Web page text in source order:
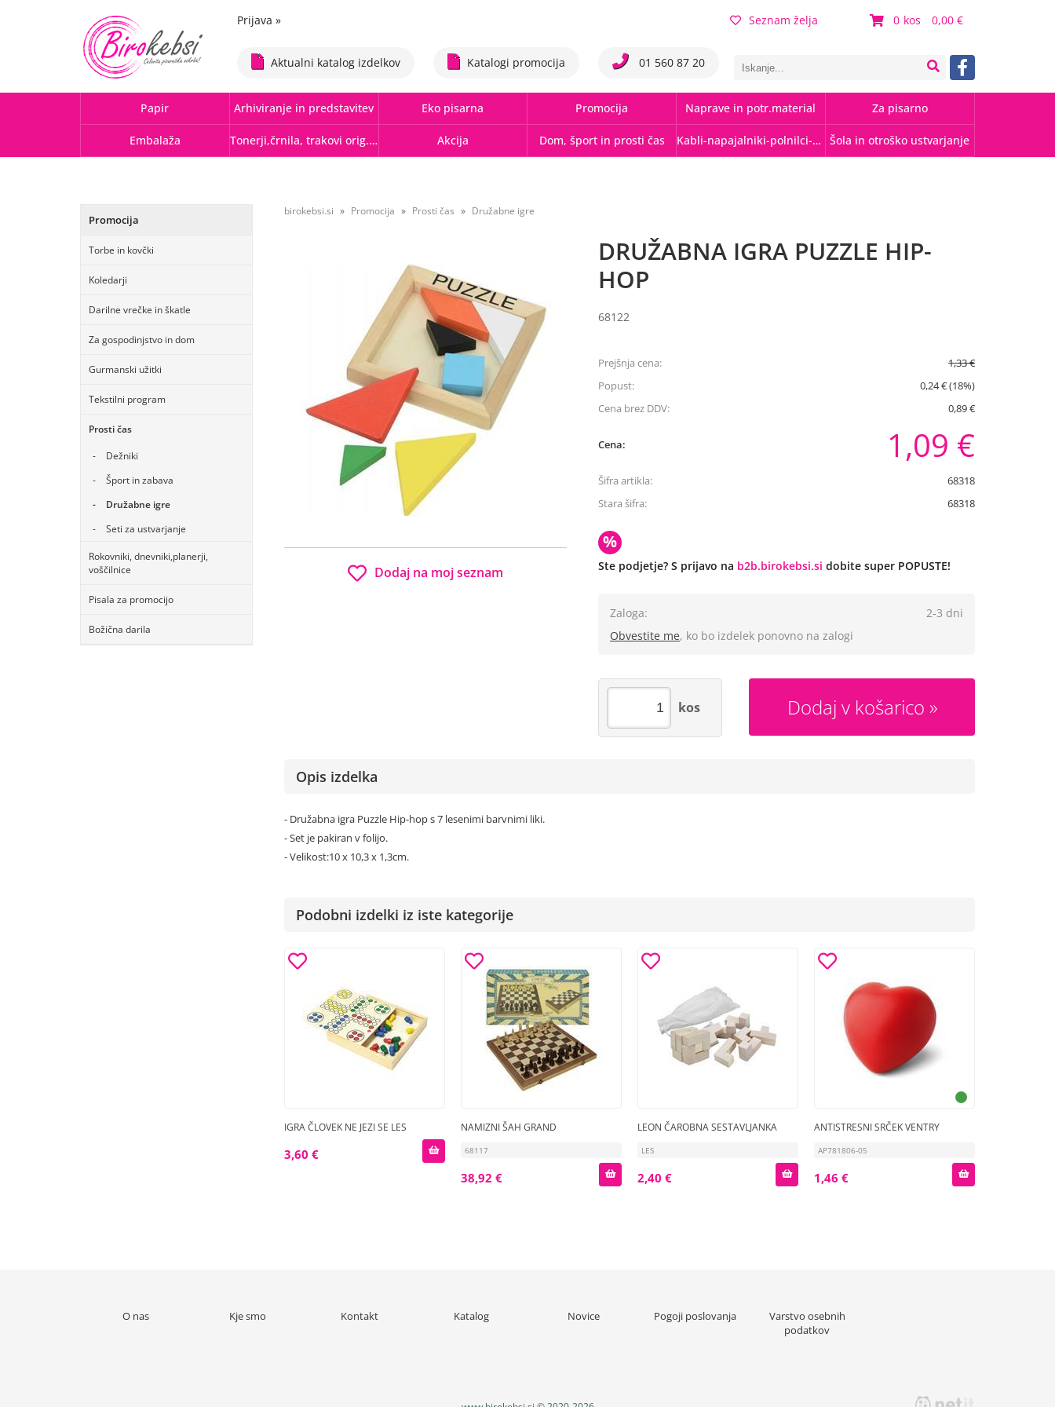
0 0,00
Prijava » Seznam želja
Aktualni katalog izdelkov Katalogi promocija 01 560 87 20
Papir Arhiviranje in predstavitev Eko pisarna Promocija Naprave in potr.material Za pisarno
Embalaža Tonerji,črnila, trakovi orig.-rec. Akcija Dom, šport in prosti čas Kabli-napajalniki-polnilci-hubi Šola in otroško ustvarjanje
Promocija
Torbe in kovčki
Koledarji
Darilne vrečke in škatle
Za gospodinjstvo in dom
Gurmanski užitki
Tekstilni program
Prosti čas
Dežniki
Šport in zabava
Družabne igre
Seti za ustvarjanje
Rokovniki, dnevniki,planerji,
voščilnice
Pisala za promocijo
Božična darila
birokebsi.si Promocija Prosti čas Družabne igre
DRUŽABNA IGRA PUZZLE HIP-
HOP
68122
Dodaj na moj seznam
Prejšnja cena:
1,33 €
Popust:
0,24 € (18%)
Cena brez DDV:
0,89 €
Cena: 1,09 €
Šifra artikla:
68318
Stara šifra:
68318
%
Ste podjetje? S prijavo na b2b.birokebsi.si dobite super POPUSTE!
Zaloga:
2-3 dni
Obvestite me, ko bo izdelek ponovno na zalogi
Dodaj v košarico
kos
Opis izdelka
- Družabna igra Puzzle Hip-hop s 7 lesenimi barvnimi liki.
- Set je pakiran v folijo.
- Velikost:10 x 10,3 x 1,3cm.
Podobni izdelki iz iste kategorije
IGRA ČLOVEK NE JEZI SE LES
3,60 €
NAMIZNI ŠAH GRAND
68117
38,92 €
LEON ČAROBNA SESTAVLJANKA
LES
2,40 €
ANTISTRESNI SRČEK VENTRY
AP781806-05
1,46 €
O nas Kje smo Kontakt Katalog Novice Pogoji poslovanja
Varstvo osebnih
podatkov